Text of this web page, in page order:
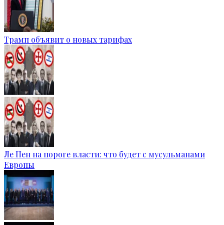
Трамп объявит о новых тарифах
Ле Пен на пороге власти: что будет с мусульманами
Европы